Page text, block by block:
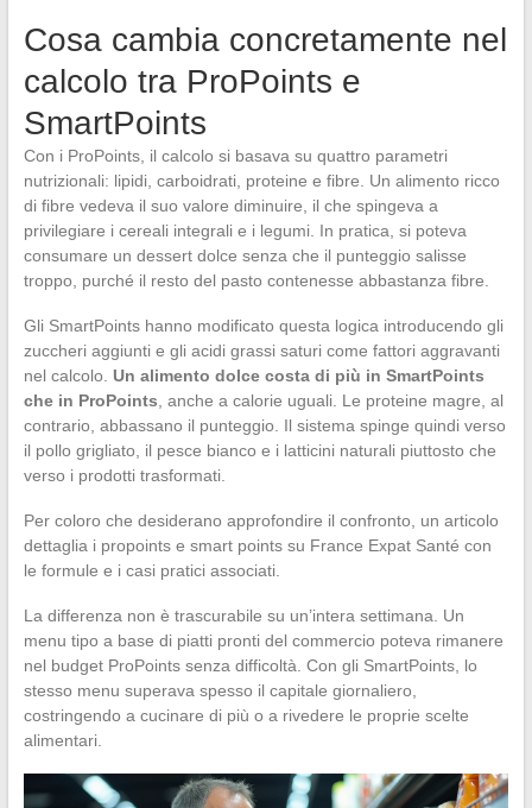
Cosa cambia concretamente nel
calcolo tra ProPoints e
SmartPoints
Con i ProPoints, il calcolo si basava su quattro parametri
nutrizionali: lipidi, carboidrati, proteine e fibre. Un alimento ricco
di fibre vedeva il suo valore diminuire, il che spingeva a
privilegiare i cereali integrali e i legumi. In pratica, si poteva
consumare un dessert dolce senza che il punteggio salisse
troppo, purché il resto del pasto contenesse abbastanza fibre.
Gli SmartPoints hanno modificato questa logica introducendo gli
zuccheri aggiunti e gli acidi grassi saturi come fattori aggravanti
nel calcolo. Un alimento dolce costa di più in SmartPoints
che in ProPoints , anche a calorie uguali. Le proteine magre, al
contrario, abbassano il punteggio. Il sistema spinge quindi verso
il pollo grigliato, il pesce bianco e i latticini naturali piuttosto che
verso i prodotti trasformati.
Per coloro che desiderano approfondire il confronto, un articolo
dettaglia i propoints e smart points su France Expat Santé con
le formule e i casi pratici associati.
La differenza non è trascurabile su un’intera settimana. Un
menu tipo a base di piatti pronti del commercio poteva rimanere
nel budget ProPoints senza difficoltà. Con gli SmartPoints, lo
stesso menu superava spesso il capitale giornaliero,
costringendo a cucinare di più o a rivedere le proprie scelte
alimentari.